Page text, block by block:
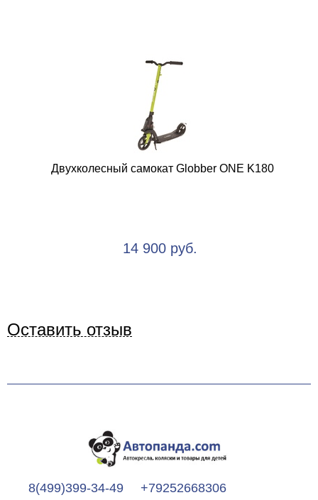
Двухколесный самокат Globber ОNE K180
14 900 руб.
Оставить отзыв
8(499)399-34-49 +79252668306